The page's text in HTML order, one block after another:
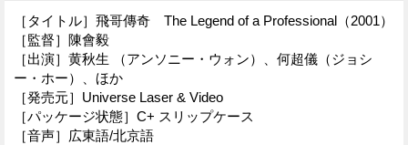
［タイトル］飛哥傳奇 The Legend of a Professional（2001）
［監督］陳會毅
［出演］黄秋生 （アンソニー・ウォン）、何超儀（ジョシ
ー・ホー）、ほか
［発売元］Universe Laser & Video
［パッケージ状態］C+ スリップケース
［音声］広東語/北京語